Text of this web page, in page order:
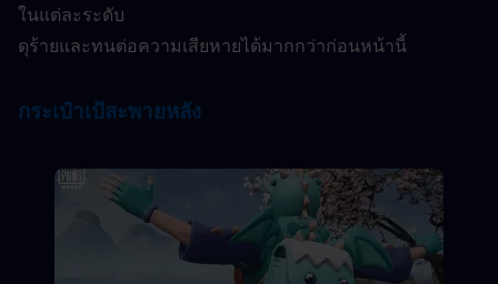
ในแต่ละระดับ
ดุร้ายและทนต่อความเสียหายได้มากกว่าก่อนหน้านี้
กระเป๋าเป้สะพายหลัง